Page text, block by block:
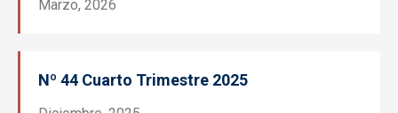
Marzo, 2026
Nº 44 Cuarto Trimestre 2025